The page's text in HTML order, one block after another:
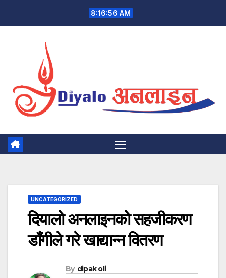
8:16:56 AM
UNCATEGORIZED
दियालो अनलाइनको सहजीकरण
डाँगीले गरे खाद्यान्न वितरण
By dipak oli